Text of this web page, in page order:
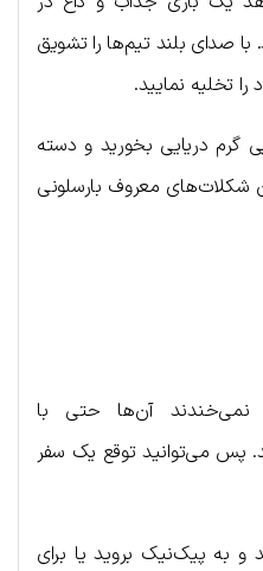
با صدای بلند تیم‌ها را تشویق
تخلیه نمایید.
دریایی بخورید و دسته
شکلات‌های معروف بارسلونی
نمی‌خندند آن‌ها حتی با
پس می‌توانید توقع یک سفر
و به پیک‌نیک بروید یا برای